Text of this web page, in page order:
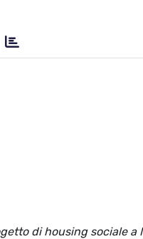
di housing sociale a